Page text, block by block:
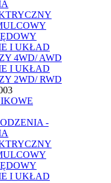
I UKŁAD
4WD/ AWD
I UKŁAD
2WD/ RWD
-
I UKŁAD